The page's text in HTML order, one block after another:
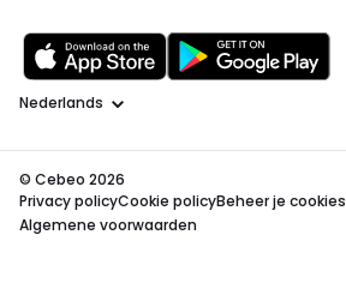
Taal
© Cebeo 2026
Privacy policyCookie policyBeheer je cookies
Algemene voorwaarden